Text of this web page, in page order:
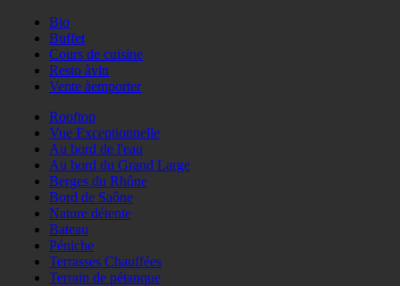
Bio
Buffet
Cours de cuisine
Resto àvin
Vente àemporter
Rooftop
Vue Exceptionnelle
Au bord de l'eau
Au bord du Grand Large
Berges du Rhône
Bord de Saône
Nature détente
Bateau
Péniche
Terrasses Chauffées
Terrain de pétanque